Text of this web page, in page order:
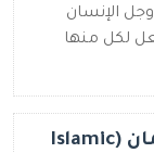
وجل الإنسان
لكل منها
إضافة أرشيف موقع الإيمان (Islamic